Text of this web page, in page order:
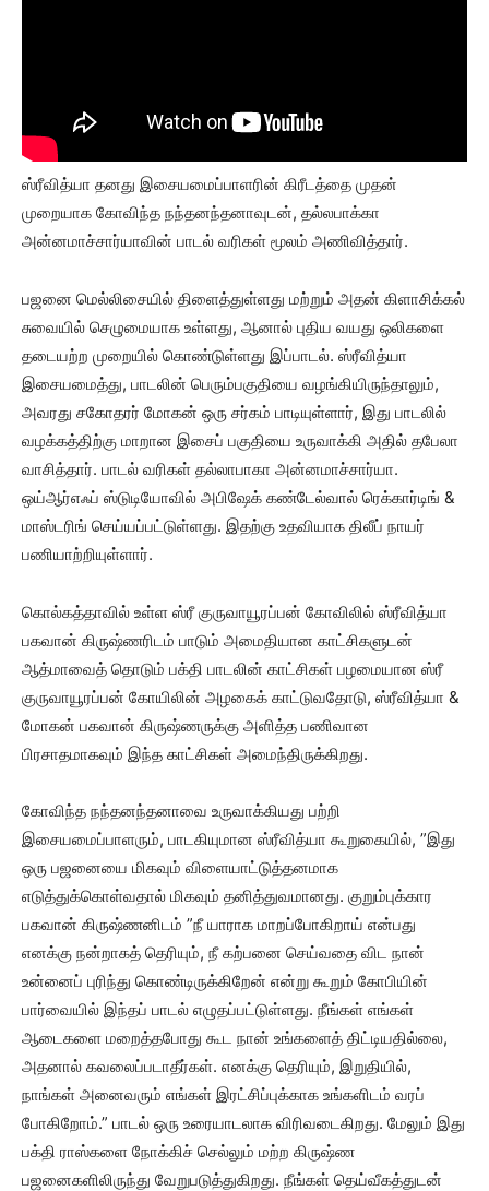
ஸ்ரீவித்யா தனது இசையமைப்பாளரின் கிரீடத்தை முதன்
முறையாக கோவிந்த நந்தனந்தனாவுடன், தல்லபாக்கா
அன்னமாச்சார்யாவின் பாடல் வரிகள் மூலம் அணிவித்தார்.
பஜனை மெல்லிசையில் திளைத்துள்ளது மற்றும் அதன் கிளாசிக்கல்
சுவையில் செழுமையாக உள்ளது, ஆனால் புதிய வயது ஒலிகளை
தடையற்ற முறையில் கொண்டுள்ளது இப்பாடல். ஸ்ரீவித்யா
இசையமைத்து, பாடலின் பெரும்பகுதியை வழங்கியிருந்தாலும்,
அவரது சகோதரர் மோகன் ஒரு சர்கம் பாடியுள்ளார், இது பாடலில்
வழக்கத்திற்கு மாறான இசைப் பகுதியை உருவாக்கி அதில் தபேலா
வாசித்தார். பாடல் வரிகள் தல்லாபாகா அன்னமாச்சார்யா.
ஒய்ஆர்எஃப் ஸ்டுடியோவில் அபிஷேக் கண்டேல்வால் ரெக்கார்டிங் &
மாஸ்டரிங் செய்யப்பட்டுள்ளது. இதற்கு உதவியாக திலீப் நாயர்
பணியாற்றியுள்ளார்.
கொல்கத்தாவில் உள்ள ஸ்ரீ குருவாயூரப்பன் கோவிலில் ஸ்ரீவித்யா
பகவான் கிருஷ்ணரிடம் பாடும் அமைதியான காட்சிகளுடன்
ஆத்மாவைத் தொடும் பக்தி பாடலின் காட்சிகள் பழமையான ஸ்ரீ
குருவாயூரப்பன் கோயிலின் அழகைக் காட்டுவதோடு, ஸ்ரீவித்யா &
மோகன் பகவான் கிருஷ்ணருக்கு அளித்த பணிவான
பிரசாதமாகவும் இந்த காட்சிகள் அமைந்திருக்கிறது.
கோவிந்த நந்தனந்தனாவை உருவாக்கியது பற்றி
இசையமைப்பாளரும், பாடகியுமான ஸ்ரீவித்யா கூறுகையில், ”இது
ஒரு பஜனையை மிகவும் விளையாட்டுத்தனமாக
எடுத்துக்கொள்வதால் மிகவும் தனித்துவமானது. குறும்புக்கார
பகவான் கிருஷ்ணனிடம் ”நீ யாராக மாறப்போகிறாய் என்பது
எனக்கு நன்றாகத் தெரியும், நீ கற்பனை செய்வதை விட நான்
உன்னைப் புரிந்து கொண்டிருக்கிறேன் என்று கூறும் கோபியின்
பார்வையில் இந்தப் பாடல் எழுதப்பட்டுள்ளது. நீங்கள் எங்கள்
ஆடைகளை மறைத்தபோது கூட நான் உங்களைத் திட்டியதில்லை,
அதனால் கவலைப்படாதீர்கள். எனக்கு தெரியும், இறுதியில்,
நாங்கள் அனைவரும் எங்கள் இரட்சிப்புக்காக உங்களிடம் வரப்
போகிறோம்.” பாடல் ஒரு உரையாடலாக விரிவடைகிறது. மேலும் இது
பக்தி ராஸ்களை நோக்கிச் செல்லும் மற்ற கிருஷ்ண
பஜனைகளிலிருந்து வேறுபடுத்துகிறது. நீங்கள் தெய்வீகத்துடன்